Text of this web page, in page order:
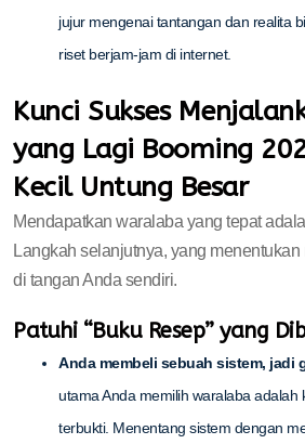
jujur mengenai tantangan dan realita
riset berjam-jam di internet.
Kunci Sukses
yang Lagi Booming
Kecil Untung Besar
Mendapatkan waralaba yang tepat
Langkah selanjutnya, yang
di tangan Anda sendiri.
Patuhi “Buku Resep” yang
Anda membeli sebuah sistem, jadi
utama Anda memilih waralaba adalah
terbukti. Menentang sistem dengan